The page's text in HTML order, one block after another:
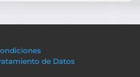
de Datos